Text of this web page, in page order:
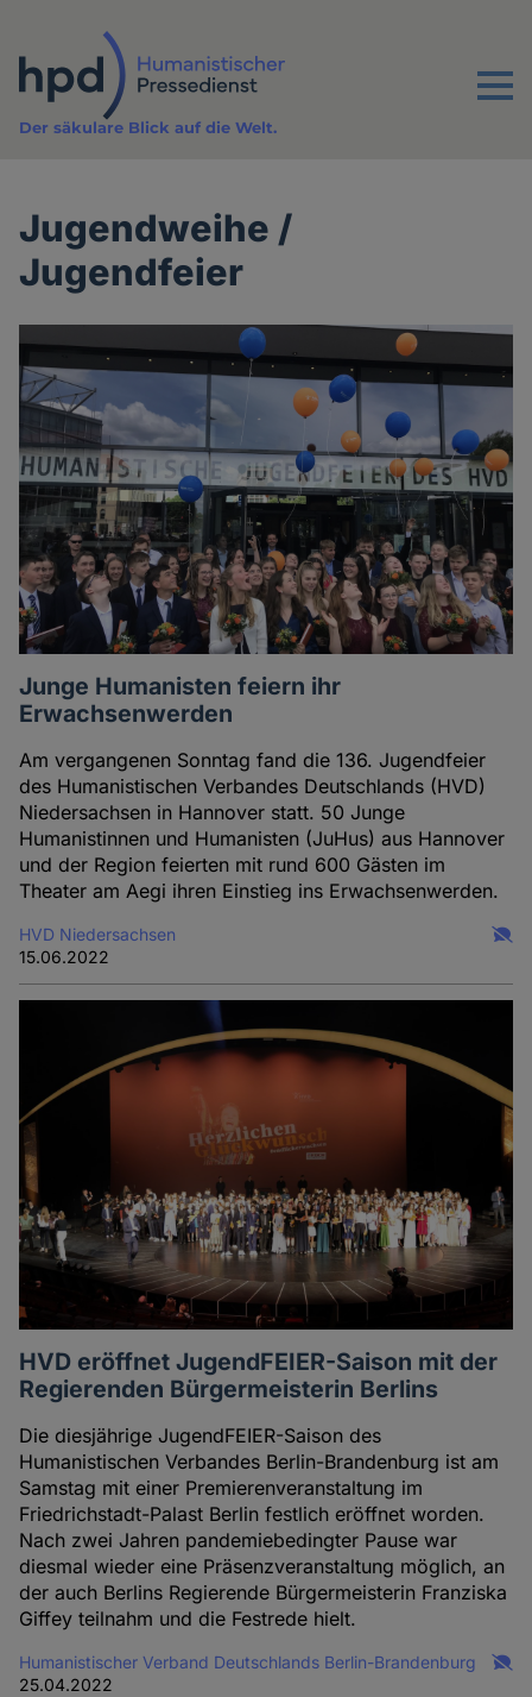
Inhalt
Menu
Der säkulare Blick auf die Welt.
Jugendweihe /
Jugendfeier
Junge Humanisten feiern ihr
Erwachsenwerden
Am vergangenen Sonntag fand die 136. Jugendfeier
des Humanistischen Verbandes Deutschlands (HVD)
Niedersachsen in Hannover statt. 50 Junge
Humanistinnen und Humanisten (JuHus) aus Hannover
und der Region feierten mit rund 600 Gästen im
Theater am Aegi ihren Einstieg ins Erwachsenwerden.
HVD Niedersachsen
15.06.2022
HVD eröffnet JugendFEIER-Saison mit der
Regierenden Bürgermeisterin Berlins
Die diesjährige JugendFEIER-Saison des
Humanistischen Verbandes Berlin-Brandenburg ist am
Samstag mit einer Premierenveranstaltung im
Friedrichstadt-Palast Berlin festlich eröffnet worden.
Nach zwei Jahren pandemiebedingter Pause war
diesmal wieder eine Präsenzveranstaltung möglich, an
der auch Berlins Regierende Bürgermeisterin Franziska
Giffey teilnahm und die Festrede hielt.
Humanistischer Verband Deutschlands Berlin-Brandenburg
25.04.2022